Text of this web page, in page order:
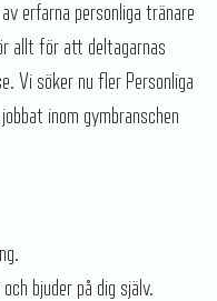
erfarna personliga tränare
allt för att deltagarnas
Vi söker nu fler Personliga
inom gymbranschen
bjuder på dig själv.